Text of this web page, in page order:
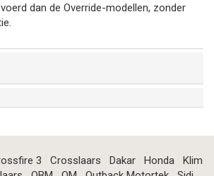
dan de Override-modellen, zonder
3 Crosslaars Dakar Honda
Klim